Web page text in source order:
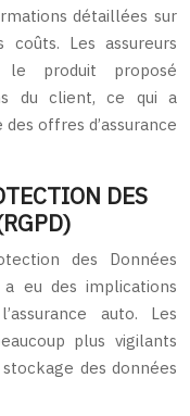
détaillées sur
Les assureurs
le produit proposé
du client, ce qui a
offres d’assurance
DES
des Données
eu des implications
auto. Les
plus vigilants
des données